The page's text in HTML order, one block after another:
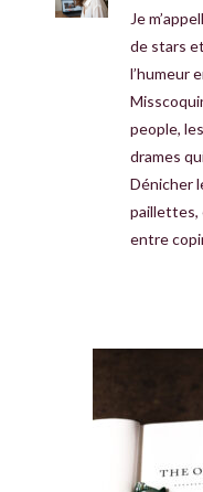
Je
de stars
l’humeur
people,
drames
Dénicher
paillettes,
entre